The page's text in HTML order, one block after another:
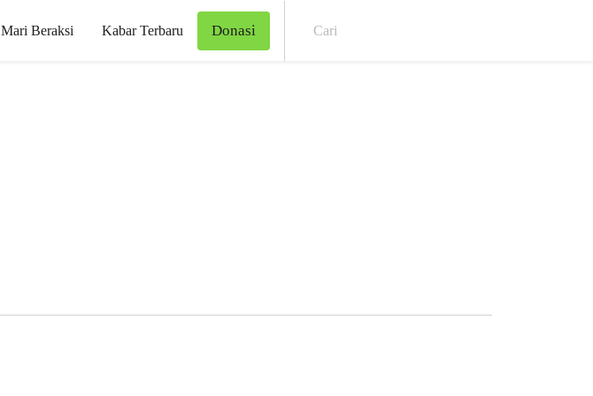
Mari Beraksi Kabar Terbaru Donasi